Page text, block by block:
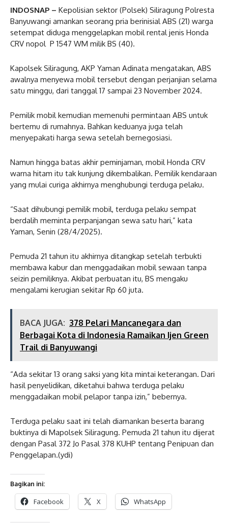
INDOSNAP – Kepolisian sektor (Polsek) Siliragung Polresta
Banyuwangi amankan seorang pria berinisial ABS (21) warga
setempat diduga menggelapkan mobil rental jenis Honda
CRV nopol P 1547 WM milik BS (40).
Kapolsek Siliragung, AKP Yaman Adinata mengatakan, ABS
awalnya menyewa mobil tersebut dengan perjanjian selama
satu minggu, dari tanggal 17 sampai 23 November 2024.
Pemilik mobil kemudian memenuhi permintaan ABS untuk
bertemu di rumahnya. Bahkan keduanya juga telah
menyepakati harga sewa setelah bernegosiasi.
Namun hingga batas akhir peminjaman, mobil Honda CRV
warna hitam itu tak kunjung dikembalikan. Pemilik kendaraan
yang mulai curiga akhirnya menghubungi terduga pelaku.
“Saat dihubungi pemilik mobil, terduga pelaku sempat
berdalih meminta perpanjangan sewa satu hari,” kata
Yaman, Senin (28/4/2025).
Pemuda 21 tahun itu akhirnya ditangkap setelah terbukti
membawa kabur dan menggadaikan mobil sewaan tanpa
seizin pemiliknya. Akibat perbuatan itu, BS mengaku
mengalami kerugian sekitar Rp 60 juta.
BACA JUGA: 378 Pelari Mancanegara dan
Berbagai Kota di Indonesia Ramaikan Ijen Green
Trail di Banyuwangi
“Ada sekitar 13 orang saksi yang kita mintai keterangan. Dari
hasil penyelidikan, diketahui bahwa terduga pelaku
menggadaikan mobil pelapor tanpa izin,” bebernya.
Terduga pelaku saat ini telah diamankan beserta barang
buktinya di Mapolsek Siliragung. Pemuda 21 tahun itu dijerat
dengan Pasal 372 Jo Pasal 378 KUHP tentang Penipuan dan
Penggelapan.(ydi)
Bagikan ini:
Facebook X WhatsApp